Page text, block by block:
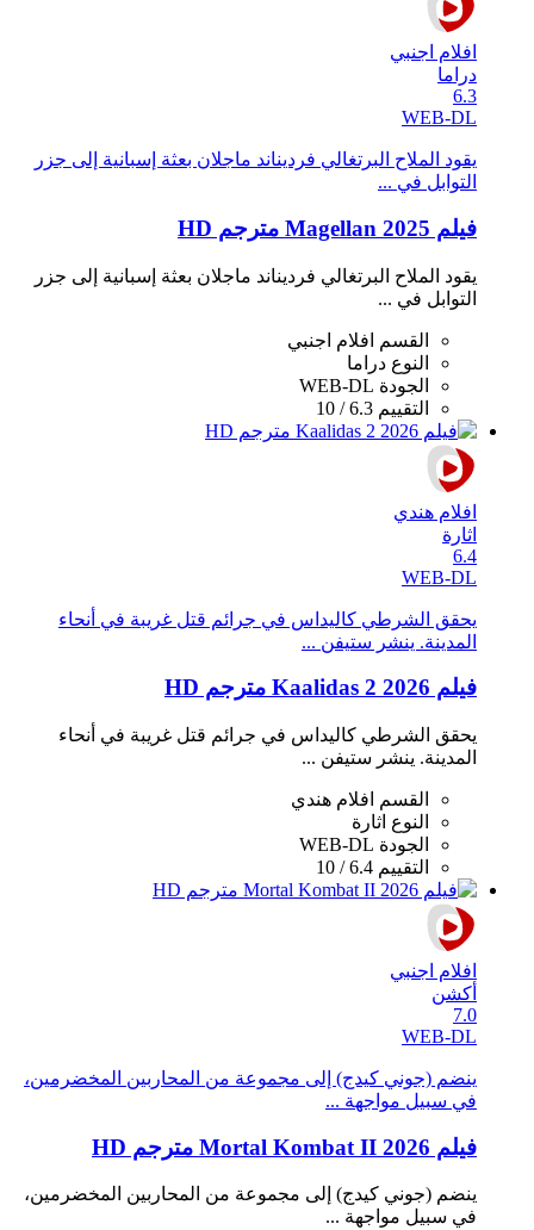
افلام اجنبي
دراما
6.3
WEB-DL
يقود الملاح البرتغالي فرديناند ماجلان بعثة إسبانية إلى جزر
التوابل في ...
فيلم Magellan 2025 مترجم HD
يقود الملاح البرتغالي فرديناند ماجلان بعثة إسبانية إلى جزر
التوابل في ...
القسم
افلام اجنبي
النوع دراما
الجودة WEB-DL
التقييم 6.3 / 10
افلام هندي
اثارة
6.4
WEB-DL
يحقق الشرطي كاليداس في جرائم قتل غريبة في أنحاء
المدينة. ينشر ستيفن ...
فيلم Kaalidas 2 2026 مترجم HD
يحقق الشرطي كاليداس في جرائم قتل غريبة في أنحاء
المدينة. ينشر ستيفن ...
القسم
افلام هندي
النوع اثارة
الجودة WEB-DL
التقييم 6.4 / 10
افلام اجنبي
أكشن
7.0
WEB-DL
ينضم (جوني كيدج) إلى مجموعة من المحاربين المخضرمين،
في سبيل مواجهة ...
فيلم Mortal Kombat II 2026 مترجم HD
ينضم (جوني كيدج) إلى مجموعة من المحاربين المخضرمين،
في سبيل مواجهة ...